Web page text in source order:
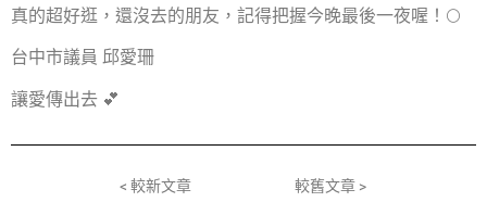
真的超好逛，還沒去的朋友，記得把握今晚最後一夜喔！🌕
台中市議員 邱愛珊
讓愛傳出去 💕
< 較新文章 較舊文章 >